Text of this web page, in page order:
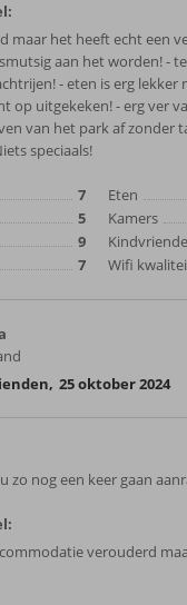
maar het heeft echt een
aan het worden! -
- eten is erg lekker
op uitgekeken! - erg ver
van het park af zonder
speciaals!
7
5
9
7
Eten
Kamers
Wifi
, 25 oktober 2024
zo nog een keer gaan
verouderd